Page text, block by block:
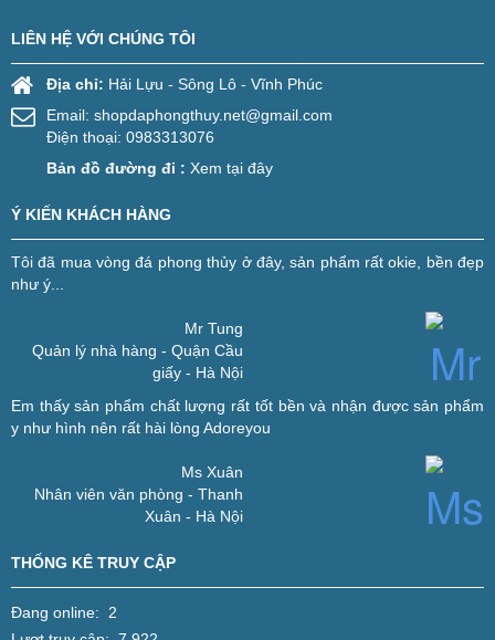
LIÊN HỆ VỚI CHÚNG TÔI
Địa chỉ: Hải Lựu - Sông Lô - Vĩnh Phúc
Email: shopdaphongthuy.net@gmail.com
Điện thoại: 0983313076
Bản đồ đường đi : Xem tại đây
Ý KIẾN KHÁCH HÀNG
Tôi đã mua vòng đá phong thủy ở đây, sản phẩm rất okie, bền đẹp
như ý...
Mr Tung
Quản lý nhà hàng - Quận Cầu
giấy - Hà Nội
Em thấy sản phẩm chất lượng rất tốt bền và nhận được sản phẩm
y như hình nên rất hài lòng Adoreyou
Ms Xuân
Nhân viên văn phòng - Thanh
Xuân - Hà Nội
THỐNG KÊ TRUY CẬP
Đang online: 2